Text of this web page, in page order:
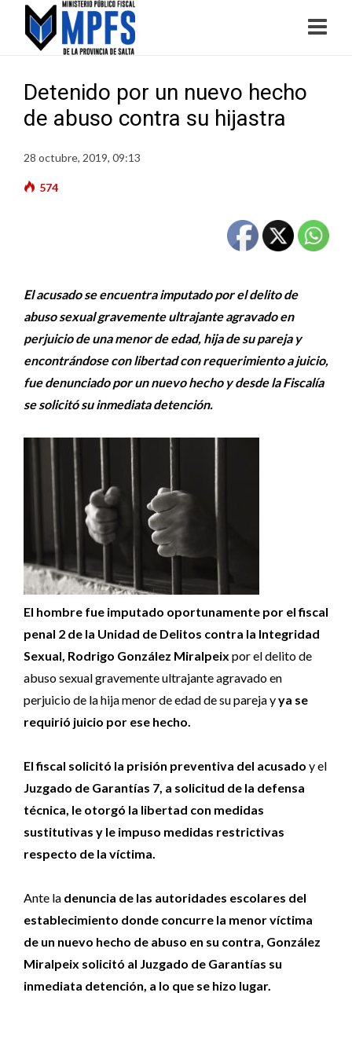
Detenido por un nuevo hecho
de abuso contra su hijastra
28 octubre, 2019, 09:13
574
El acusado se encuentra imputado por el delito de
abuso sexual gravemente ultrajante agravado en
perjuicio de una menor de edad, hija de su pareja y
encontrándose con libertad con requerimiento a juicio,
fue denunciado por un nuevo hecho y desde la Fiscalía
se solicitó su inmediata detención.
El hombre fue imputado oportunamente por el fiscal
penal 2 de la Unidad de Delitos contra la Integridad
Sexual, Rodrigo González Miralpeix por el delito de
abuso sexual gravemente ultrajante agravado en
perjuicio de la hija menor de edad de su pareja yya se
requirió juicio por ese hecho.
El fiscal solicitó la prisión preventiva del acusado y el
Juzgado de Garantías 7, a solicitud de la defensa
técnica, le otorgó la libertad con medidas
sustitutivas y le impuso medidas restrictivas
respecto de la víctima.
Ante la denuncia de las autoridades escolares del
establecimiento donde concurre la menor víctima
de un nuevo hecho de abuso en su contra, González
Miralpeix solicitó al Juzgado de Garantías su
inmediata detención, a lo que se hizo lugar.